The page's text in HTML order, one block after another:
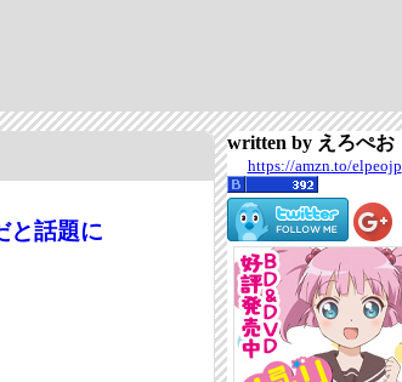
と話題に
written by えろぺお
https://amzn.to/elpeojp